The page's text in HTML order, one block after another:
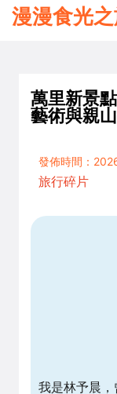
漫漫食光
萬里新景
藝術與親
發佈時間：
旅行碎片
我是林予晨